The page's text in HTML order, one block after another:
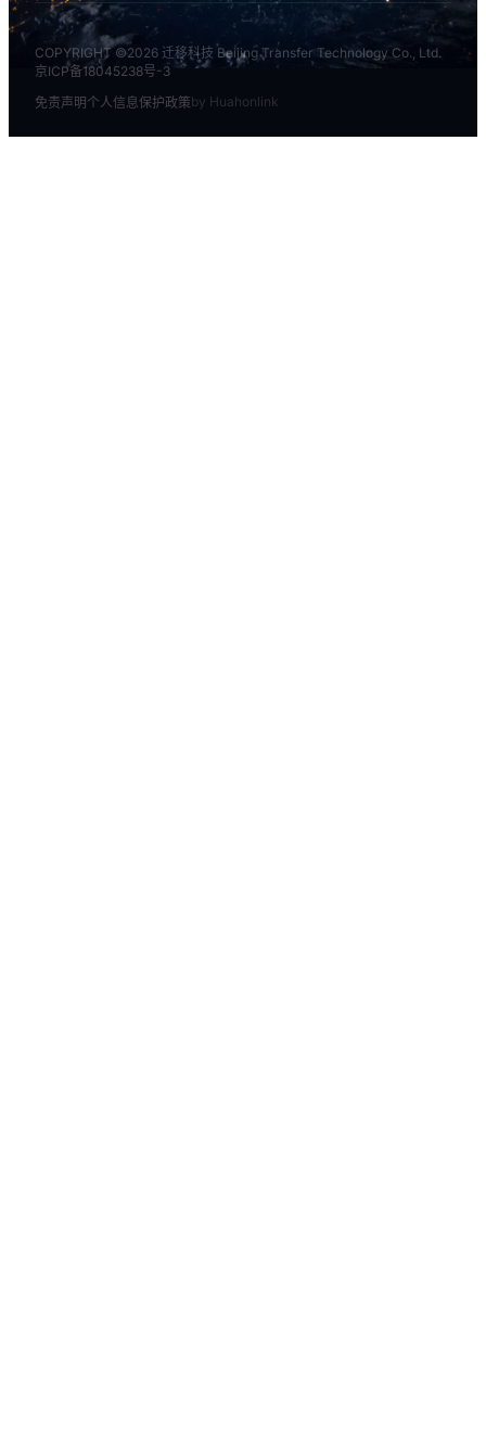
COPYRIGHT ©2026 迁移科技 Beijing Transfer Technology Co., Ltd.
京ICP备18045238号-3
免责声明个人信息保护政策by Huahonlink